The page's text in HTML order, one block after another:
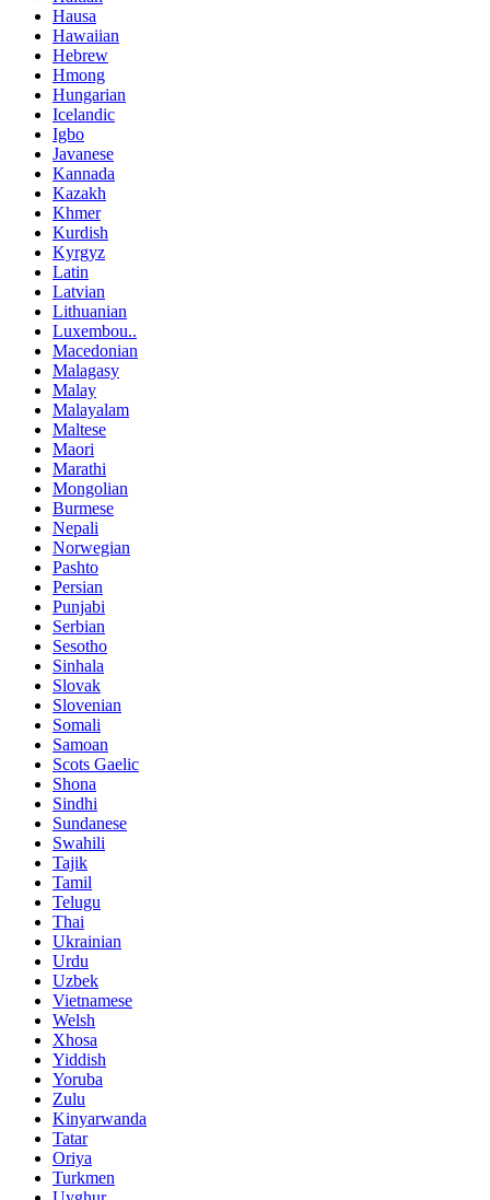
Hausa
Hawaiian
Hebrew
Hmong
Hungarian
Icelandic
Igbo
Javanese
Kannada
Kazakh
Khmer
Kurdish
Kyrgyz
Latin
Latvian
Lithuanian
Luxembou..
Macedonian
Malagasy
Malay
Malayalam
Maltese
Maori
Marathi
Mongolian
Burmese
Nepali
Norwegian
Pashto
Persian
Punjabi
Serbian
Sesotho
Sinhala
Slovak
Slovenian
Somali
Samoan
Scots Gaelic
Shona
Sindhi
Sundanese
Swahili
Tajik
Tamil
Telugu
Thai
Ukrainian
Urdu
Uzbek
Vietnamese
Welsh
Xhosa
Yiddish
Yoruba
Zulu
Kinyarwanda
Tatar
Oriya
Turkmen